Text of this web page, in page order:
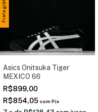
Frete grátis
Asics Onitsuka Tiger
MEXICO 66
R$899,00
R$854,05 com Pix